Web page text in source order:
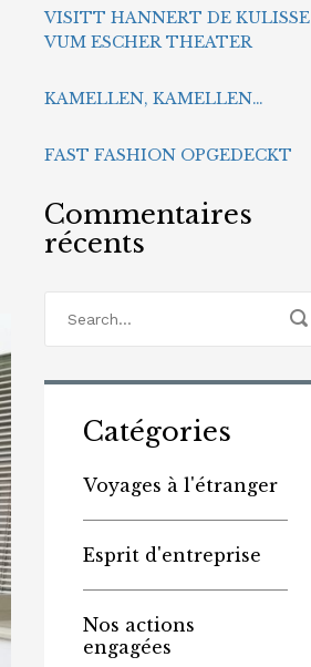
zeigenVISITT HANNERT DE KULISSE
VUM ESCHER THEATER
KAMELLEN, KAMELLEN…
FAST FASHION OPGEDECKT
Commentaires
récents
Catégories
Voyages à l'étranger
Esprit d'entreprise
Nos actions
engagées